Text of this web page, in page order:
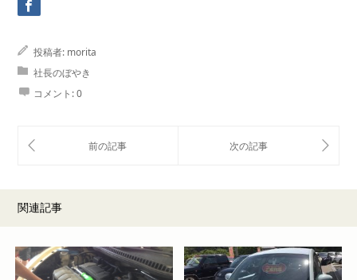
投稿者: morita
社長のぼやき
コメント:0
関連記事